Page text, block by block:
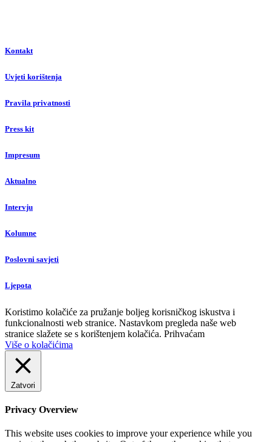
Kontakt
Uvjeti korištenja
Pravila privatnosti
Press kit
Impresum
Aktualno
Intervju
Kolumne
Poslovni savjeti
Ljepota
Koristimo kolačiće za pružanje boljeg korisničkog iskustva i
funkcionalnosti web stranice. Nastavkom pregleda naše web
stranice slažete se s korištenjem kolačića. Prihvaćam
Više o kolačićima
Zatvori
Privacy Overview
This website uses cookies to improve your experience while you